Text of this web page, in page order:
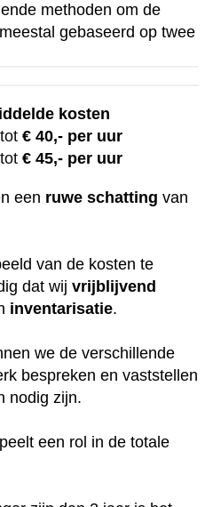
methoden om de
gebaseerd op twee
kosten
tot € 40,- per uur
tot € 45,- per uur
een ruwe schatting van
van de kosten te
dat wij vrijblijvend
inventarisatie.
we de verschillende
bespreken en vaststellen
nodig zijn.
een rol in de totale